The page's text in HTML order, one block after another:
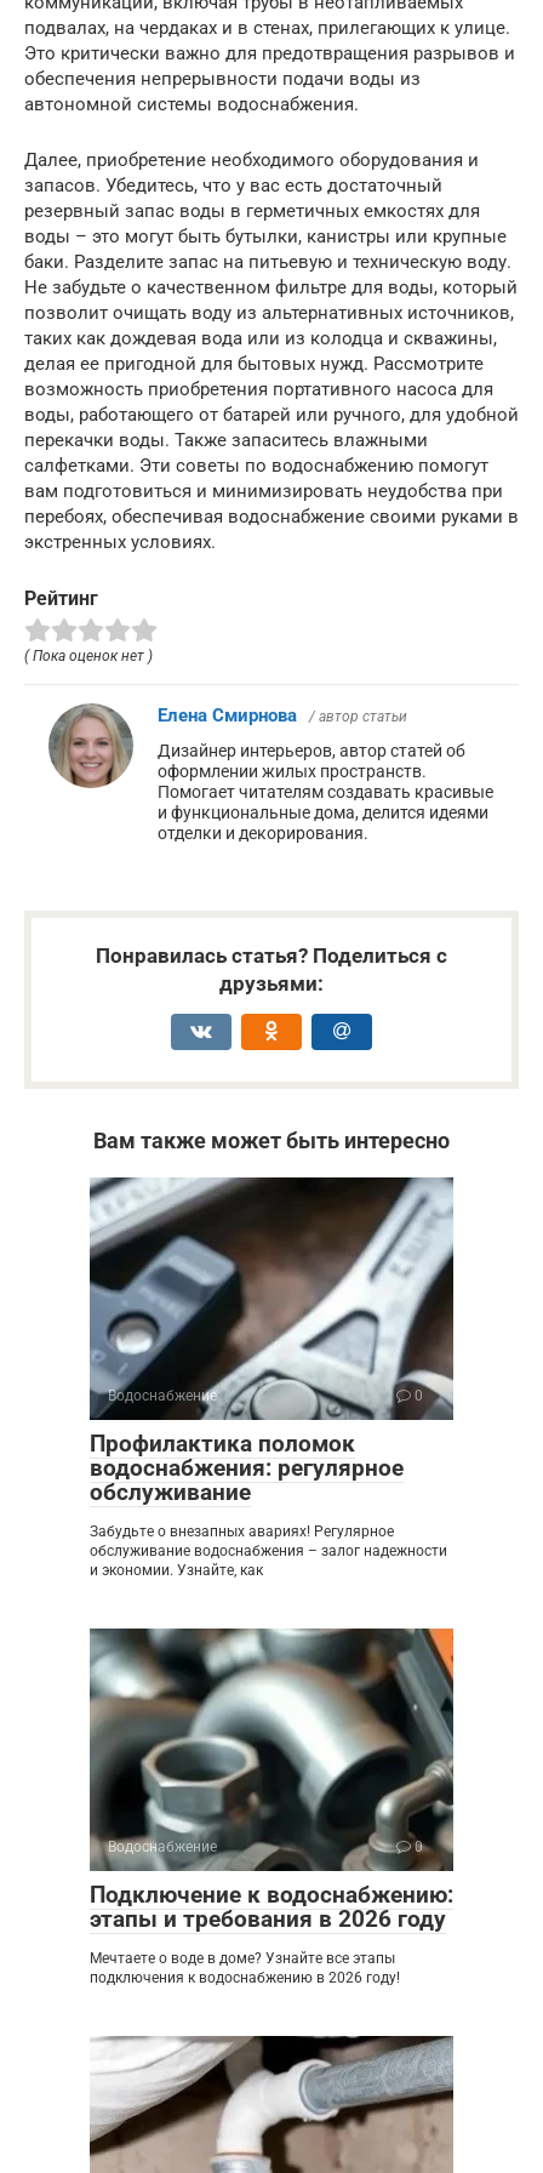
подвалах, на чердаках и в стенах, прилегающих к улице.
Это критически важно для предотвращения разрывов и
обеспечения непрерывности подачи воды из
автономной системы водоснабжения.
Далее, приобретение необходимого оборудования и
запасов. Убедитесь, что у вас есть достаточный
резервный запас воды в герметичных емкостях для
воды – это могут быть бутылки, канистры или крупные
баки. Разделите запас на питьевую и техническую воду.
Не забудьте о качественном фильтре для воды, который
позволит очищать воду из альтернативных источников,
таких как дождевая вода или из колодца и скважины,
делая ее пригодной для бытовых нужд. Рассмотрите
возможность приобретения портативного насоса для
воды, работающего от батарей или ручного, для удобной
перекачки воды. Также запаситесь влажными
салфетками. Эти советы по водоснабжению помогут
вам подготовиться и минимизировать неудобства при
перебоях, обеспечивая водоснабжение своими руками в
экстренных условиях.
Рейтинг
( Пока оценок нет )
Елена Смирнова / автор статьи
Дизайнер интерьеров, автор статей об
оформлении жилых пространств.
Помогает читателям создавать красивые
и функциональные дома, делится идеями
отделки и декорирования.
Понравилась статья? Поделиться с
друзьями:
Вам также может быть интересно
Водоснабжение 0
Профилактика поломок
водоснабжения: регулярное
обслуживание
Забудьте о внезапных авариях! Регулярное
обслуживание водоснабжения – залог надежности
и экономии. Узнайте, как
Водоснабжение 0
Подключение к водоснабжению:
этапы и требования в 2026 году
Мечтаете о воде в доме? Узнайте все этапы
подключения к водоснабжению в 2026 году!